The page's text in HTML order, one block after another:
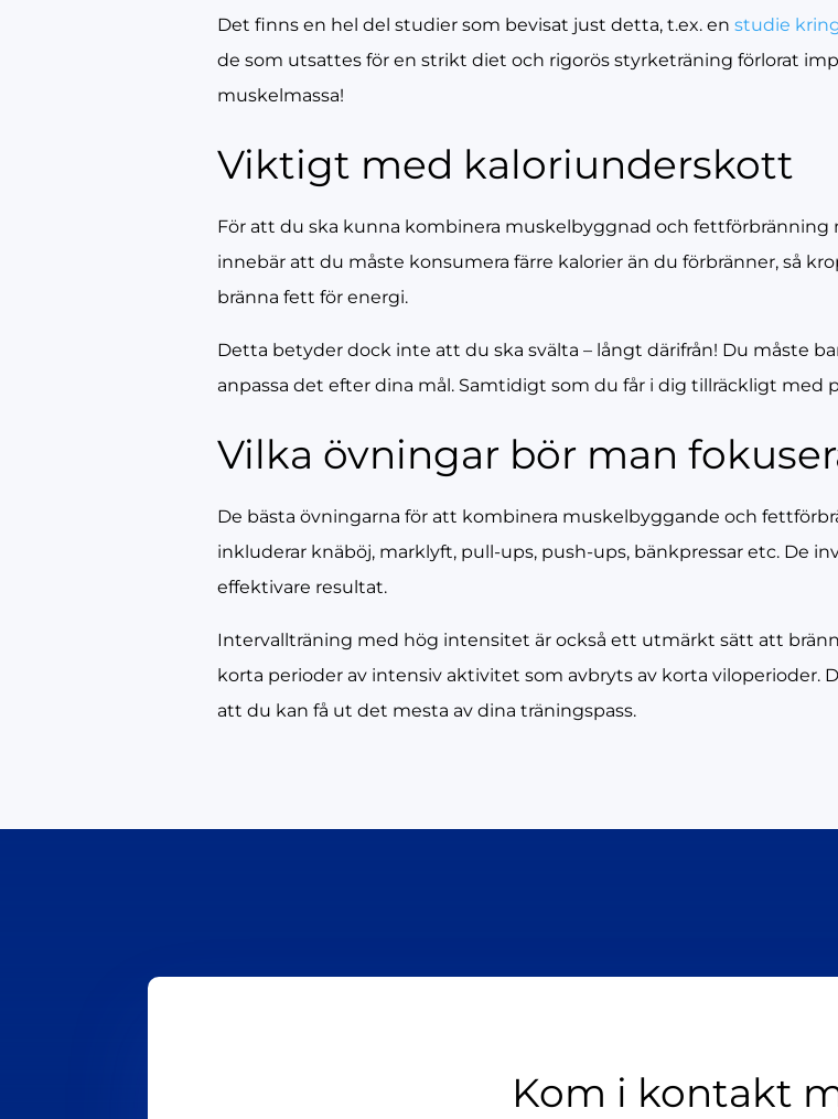
Det finns en hel del studier som bevisat just detta, t.ex. en studie
de som utsattes för en strikt diet och rigorös styrketräning förlorat
muskelmassa!
Viktigt med kaloriunderskott
För att du ska kunna kombinera muskelbyggnad och fettförbränning
innebär att du måste konsumera färre kalorier än du förbränner, så
bränna fett för energi.
Detta betyder dock inte att du ska svälta – långt därifrån! Du måste
anpassa det efter dina mål. Samtidigt som du får i dig tillräckligt
Vilka övningar bör man
De bästa övningarna för att kombinera muskelbyggande och
inkluderar knäböj, marklyft, pull-ups, push-ups, bänkpressar etc. De
effektivare resultat.
Intervallträning med hög intensitet är också ett utmärkt sätt att
korta perioder av intensiv aktivitet som avbryts av korta viloperioder.
att du kan få ut det mesta av dina träningspass.
Kom i kontakt